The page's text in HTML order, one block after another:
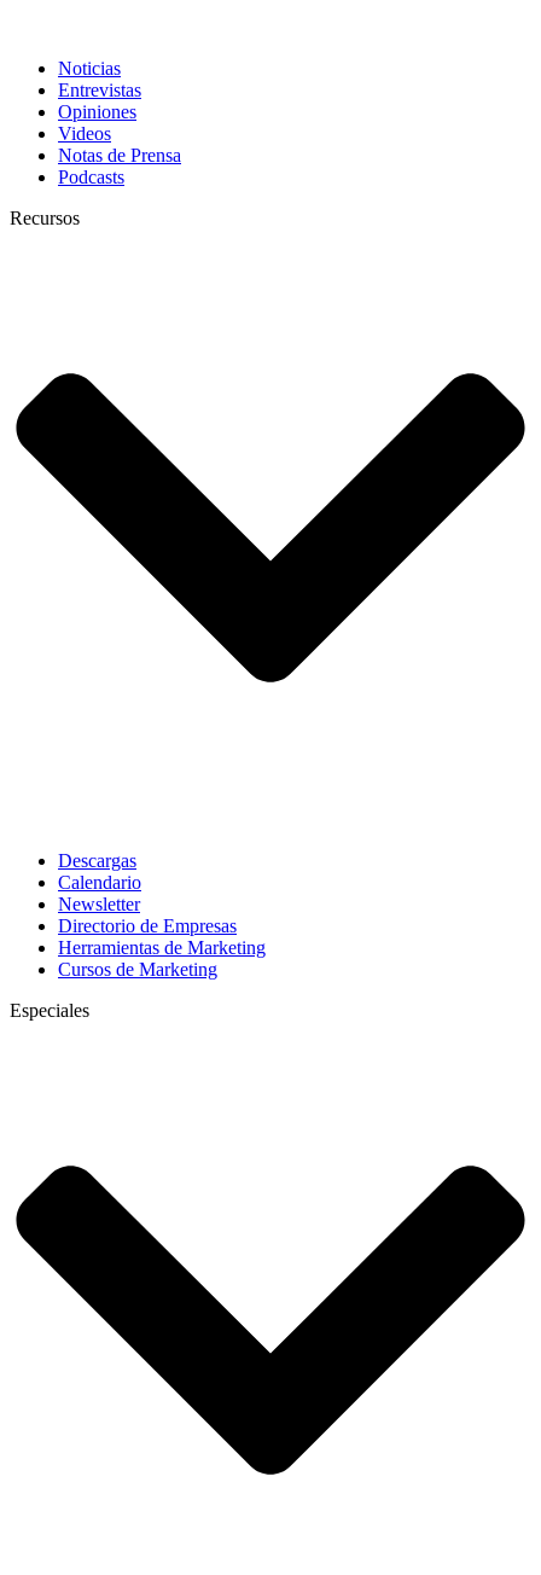
Noticias
Entrevistas
Opiniones
Videos
Notas de Prensa
Podcasts
Recursos
Descargas
Calendario
Newsletter
Directorio de Empresas
Herramientas de Marketing
Cursos de Marketing
Especiales